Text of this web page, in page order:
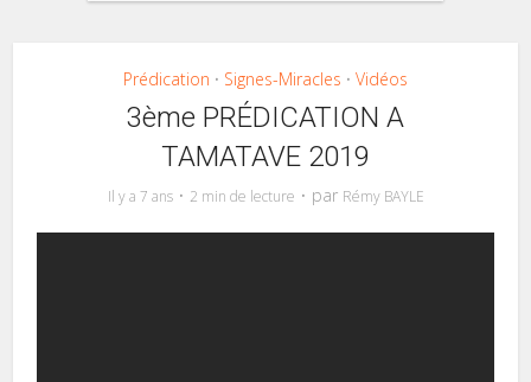
Prédication • Signes-Miracles • Vidéos
3ème PRÉDICATION A
TAMATAVE 2019
Il y a 7 ans 2 min de lecture par Rémy BAYLE